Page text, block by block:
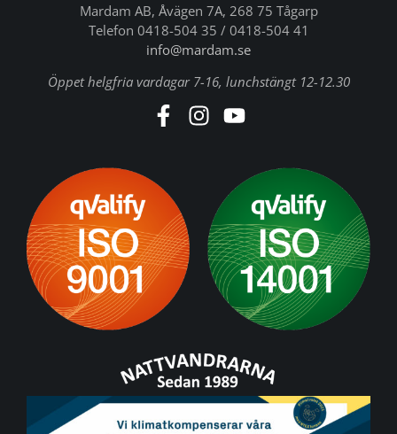
Mardam AB, Åvägen 7A, 268 75 Tågarp
Telefon 0418-504 35 / 0418-504 41
info@mardam.se
Öppet helgfria vardagar 7-16, lunchstängt 12-12.30